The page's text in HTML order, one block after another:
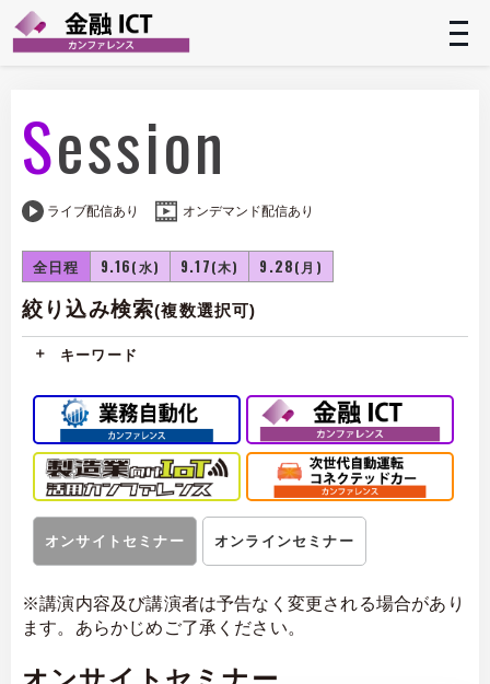
Session
全日程 9.16(水) 9.17(木) 9.28(月)
ライブ配信あり オンデマンド配信あり
絞り込み検索(複数選択可)
キーワード
オンサイトセミナー オンラインセミナー
※講演内容及び講演者は予告なく変更される場合があり
ます。あらかじめご了承ください。